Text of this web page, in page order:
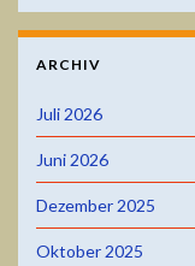
ARCHIV
Juli 2026
Juni 2026
Dezember 2025
Oktober 2025